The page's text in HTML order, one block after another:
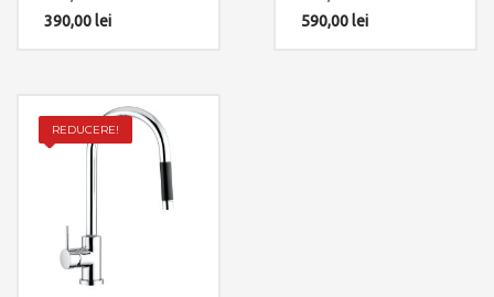
incluse: 2 x furtun
390,00lei
incluse: 2 x furtun
590,00lei
REDUCERE!